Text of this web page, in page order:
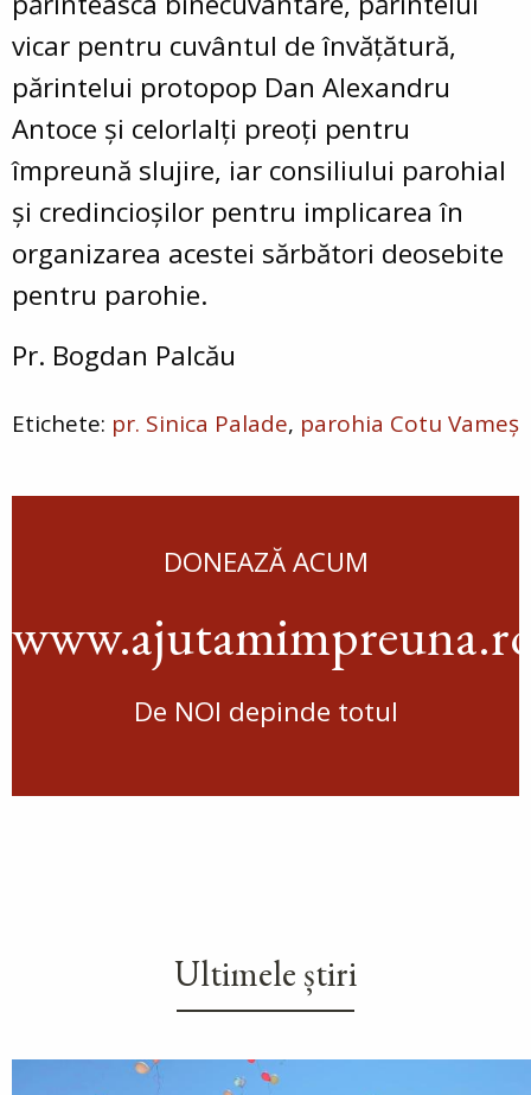
vicar pentru cuvântul de învățătură,
părintelui protopop Dan Alexandru
Antoce și celorlalți preoți pentru
împreună slujire, iar consiliului parohial
și credincioșilor pentru implicarea în
organizarea acestei sărbători deosebite
pentru parohie.
Pr. Bogdan Palcău
pr. Sinica Palade parohia Cotu Vameș
DONEAZĂ ACUM
De NOI depinde totul
Ultimele știri